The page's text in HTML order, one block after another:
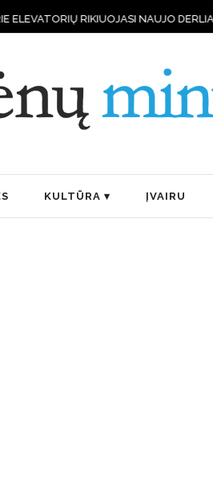
NAUJO DERLIAUS VILKSTINĖS
KULTŪRA ĮVAIRU